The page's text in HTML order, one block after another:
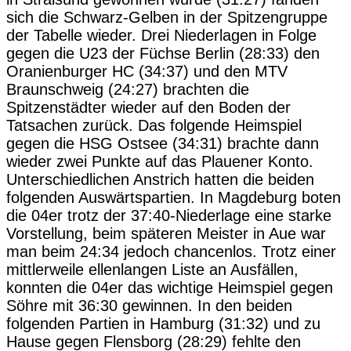
sich die Schwarz-Gelben in der Spitzengruppe
der Tabelle wieder. Drei Niederlagen in Folge
gegen die U23 der Füchse Berlin (28:33) den
Oranienburger HC (34:37) und den MTV
Braunschweig (24:27) brachten die
Spitzenstädter wieder auf den Boden der
Tatsachen zurück. Das folgende Heimspiel
gegen die HSG Ostsee (34:31) brachte dann
wieder zwei Punkte auf das Plauener Konto.
Unterschiedlichen Anstrich hatten die beiden
folgenden Auswärtspartien. In Magdeburg boten
die 04er trotz der 37:40-Niederlage eine starke
Vorstellung, beim späteren Meister in Aue war
man beim 24:34 jedoch chancenlos. Trotz einer
mittlerweile ellenlangen Liste an Ausfällen,
konnten die 04er das wichtige Heimspiel gegen
Söhre mit 36:30 gewinnen. In den beiden
folgenden Partien in Hamburg (31:32) und zu
Hause gegen Flensborg (28:29) fehlte den